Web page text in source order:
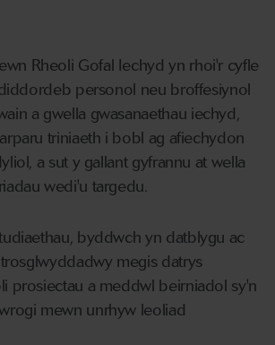
Rheoli Gofal Iechyd yn rhoi'r cyfle
personol neu broffesiynol
a gwella gwasanaethau iechyd,
triniaeth i bobl ag afiechydon
a sut y gallant gyfrannu at wella
wedi'u targedu.
byddwch yn datblygu ac
megis datrys
prosiectau a meddwl beirniadol sy'n
mewn unrhyw leoliad